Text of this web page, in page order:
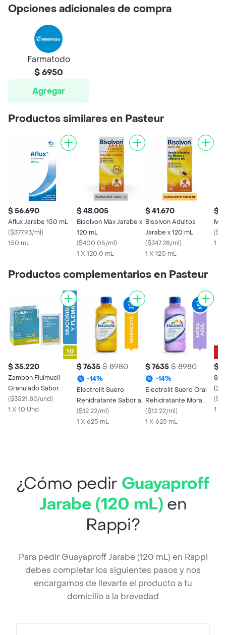
Opciones adicionales de compra
Farmatodo
$ 6950
Agregar
Productos similares en Pasteur
$ 56.690
Aflux Jarabe 150 mL
($377.93/ml)
150 mL
$ 48.005
Bisolvon Max Jarabe x
120 mL
($400.05/ml)
1 X 120.0 mL
$ 41.670
Bisolvon Adultos
Jarabe x 120 mL
($347.28/ml)
1 X 120 mL
$
MK
(
1 X
Productos complementarios en Pasteur
$ 35.220
Zambon Fluimucil
Granulado Sabor
Naranja 600 mg
($3521.80/und)
1 X 10 Und
$ 7635 $ 8980
-14%
Electrolit Suero
Rehidratante Sabor a
Maracuyá
($12.22/ml)
1 X 625 mL
$ 7635 $ 8980
-14%
Electrolit Suero Oral
Rehidratante Mora
Azul
($12.22/ml)
1 X 625 mL
$
mg)
(
1 X
¿Cómo pedir Guayaproff
Jarabe (120 mL) en
Rappi?
Para pedir Guayaproff Jarabe (120 mL) en Rappi
debes completar los siguientes pasos y nos
encargamos de llevarte el producto a tu
domicilio a la brevedad